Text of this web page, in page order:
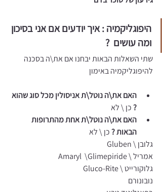
היפוגליקמיה : איך יודעים אם אני בסיכון
ומה עושים  ?
שתי השאלות הבאות יבחנו אם את\ה בסכנה
להיפוגליקמיה באימון
האם את\ה נוטל\ת אניסולין מכל סוג שהוא
? כן \ לא
האם את\ה נוטל\ת אחת מהתרופות
הבאות ? כן \ לא
גלובן \ Gluben
אמריל \ Amaryl  \Glimepiride
גלוקורייט \ Gluco-Rite
נובונורם